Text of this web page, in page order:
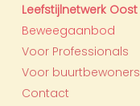
Leefstijlnetwerk Oost
Beweegaanbod
Voor Professionals
Voor buurtbewoners
Contact